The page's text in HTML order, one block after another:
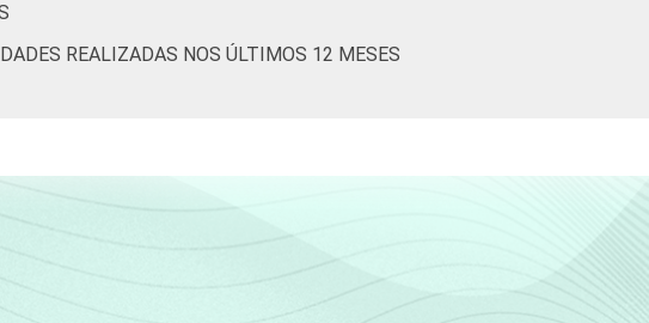
29 59 46 56 8
REALIZADAS NOS ÚLTIMOS 12 MESES